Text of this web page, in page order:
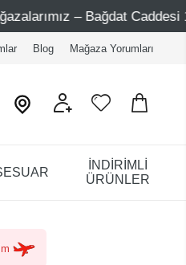
Caddesi 1 - Bağdat
Blog Mağaza Yorumları
İNDİRİMLİ
ÜRÜNLER